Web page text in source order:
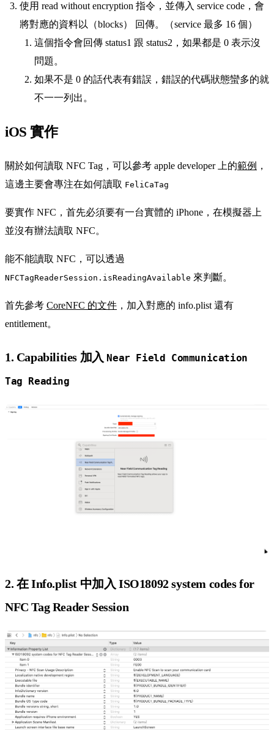
使用 read without encryption 指令，並傳入 service code，會
將對應的資料以（blocks） 回傳。（service 最多 16 個）
這個指令會回傳 status1 跟 status2，如果都是 0 表示沒
問題。
如果不是 0 的話代表有錯誤，錯誤的代碼狀態蠻多的就
不一一列出。
iOS 實作
關於如何讀取 NFC Tag，可以參考 apple developer 上的範例 ，
這邊主要會專注在如何讀取 FeliCaTag
要實作 NFC，首先必須要有一台實體的 iPhone，在模擬器上
並沒有辦法讀取 NFC。
能不能讀取 NFC，可以透過
NFCTagReaderSession.isReadingAvailable 來判斷。
首先參考 CoreNFC 的文件 ，加入對應的 info.plist 還有
entitlement。
1. Capabilities 加入 Near Field Communication
Tag Reading
2. 在 Info.plist 中加入 ISO18092 system codes for
NFC Tag Reader Session